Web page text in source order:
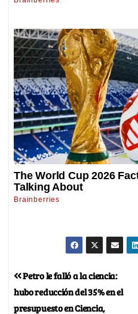
Petro le falló a la ciencia:
hubo reducción del 35% en el
presupuesto en Ciencia,